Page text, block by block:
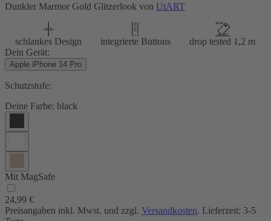
Dunkler Marmor Gold Glitzerlook von UtART
schlankes Design integrierte Buttons
drop tested 1,2 m
Dein Gerät:
Apple iPhone 14 Pro
Schutzstufe:
Deine Farbe: black
Mit MagSafe
24,99 €
Preisangaben inkl. Mwst. und zzgl. Versandkosten. Lieferzeit: 3-5